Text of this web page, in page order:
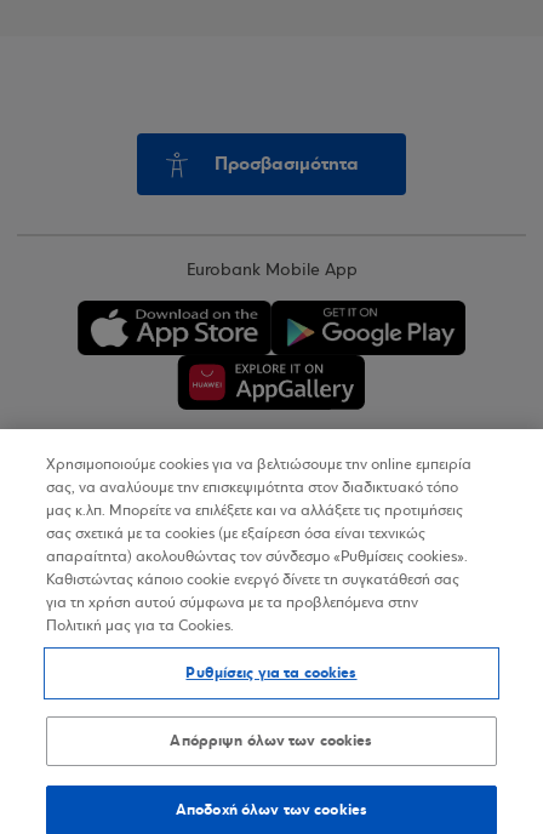
Προσβασιμότητα
Eurobank Mobile App
Copyright © 2026
Όροι Χρήσης
Προσωπικά Δεδομένα στον Διαδικτυακό Τόπο
Δήλωση Προσβασιμότητας
Sitemap
Χρησιμοποιούμε cookies για να βελτιώσουμε την online εμπειρία
σας, να αναλύουμε την επισκεψιμότητα στον διαδικτυακό τόπο
μας κ.λπ. Μπορείτε να επιλέξετε και να αλλάξετε τις προτιμήσεις
σας σχετικά με τα cookies (με εξαίρεση όσα είναι τεχνικώς
απαραίτητα) ακολουθώντας τον σύνδεσμο «Ρυθμίσεις cookies».
Καθιστώντας κάποιο cookie ενεργό δίνετε τη συγκατάθεσή σας
για τη χρήση αυτού σύμφωνα με τα προβλεπόμενα στην
Πολιτική μας για τα Cookies.
Ρυθμίσεις για τα cookies
Απόρριψη όλων των cookies
Αποδοχή όλων των cookies